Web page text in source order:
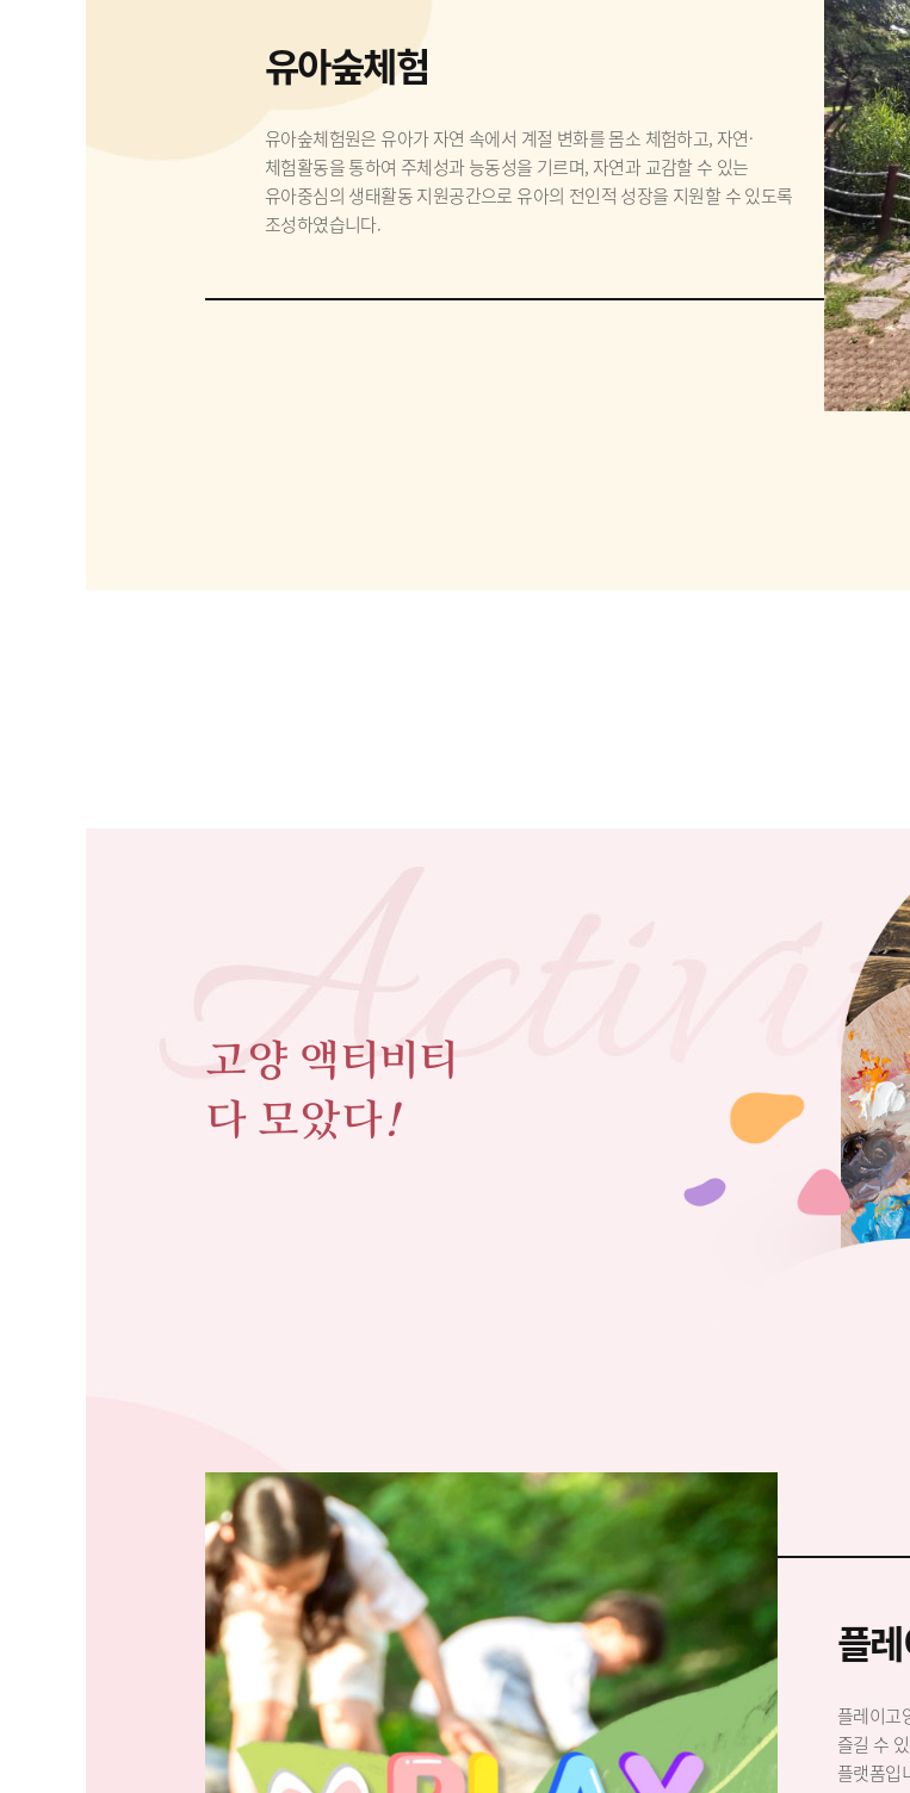
유아숲체험
유아숲체험원은 유아가 자연 속에서 계절 변화를 몸소 체험하고, 자연·
체험활동을 통하여 주체성과 능동성을 기르며, 자연과 교감할 수 있는
유아중심의 생태활동 지원공간으로 유아의 전인적 성장을 지원할 수 있도록
조성하였습니다.
고양 액티비티
다 모았다!
플
플레이고
즐길 수
플랫폼입